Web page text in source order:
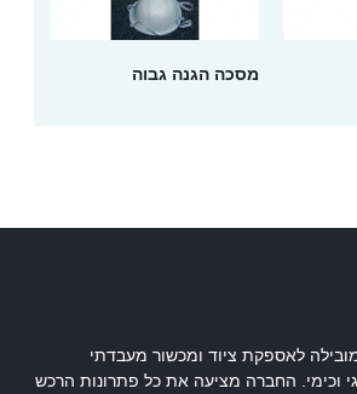
מסכה הגנה גבוה
לאספקת ציוד ומכשור מעבדתי
וכימי. החברה מציעה את כל פתרונות הרכש